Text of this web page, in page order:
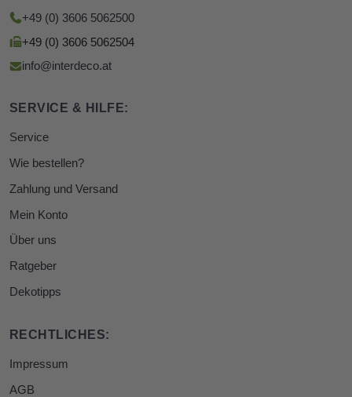
+49 (0) 3606 5062500
+49 (0) 3606 5062504
info@interdeco.at
SERVICE & HILFE:
Service
Wie bestellen?
Zahlung und Versand
Mein Konto
Über uns
Ratgeber
Dekotipps
RECHTLICHES:
Impressum
AGB